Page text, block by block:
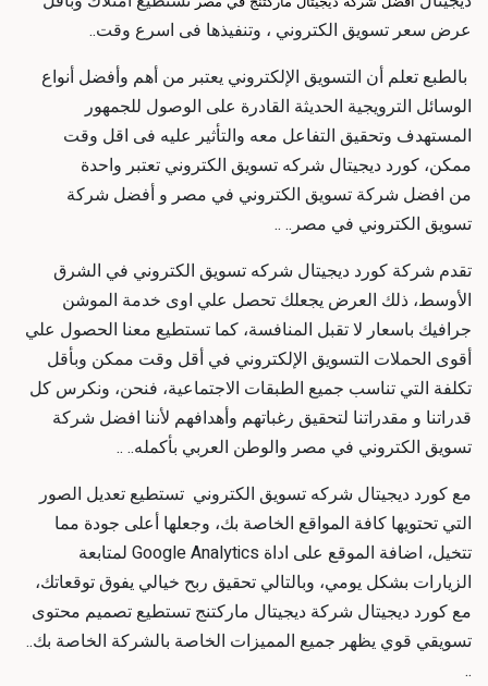
عرض سعر تسويق الكتروني ، وتنفيذها فى اسرع وقت..
بالطبع تعلم أن التسويق الإلكتروني يعتبر من أهم وأفضل أنواع
الوسائل الترويجية الحديثة القادرة على الوصول للجمهور
المستهدف وتحقيق التفاعل معه والتأثير عليه فى اقل وقت
ممكن، كورد ديجيتال شركه تسويق الكتروني تعتبر واحدة
من افضل شركة تسويق الكتروني في مصر و أفضل شركة
تسويق الكتروني في مصر.. ..
تقدم شركة كورد ديجيتال شركه تسويق الكتروني في الشرق
الأوسط، ذلك العرض يجعلك تحصل علي اوى خدمة الموشن
جرافيك باسعار لا تقبل المنافسة، كما تستطيع معنا الحصول علي
أقوى الحملات التسويق الإلكتروني في أقل وقت ممكن وبأقل
تكلفة التي تناسب جميع الطبقات الاجتماعية، فنحن، ونكرس كل
قدراتنا و مقدراتنا لتحقيق رغباتهم وأهدافهم لأننا افضل شركة
تسويق الكتروني في مصر والوطن العربي بأكمله.. ..
مع كورد ديجيتال شركه تسويق الكتروني تستطيع تعديل الصور
التي تحتويها كافة المواقع الخاصة بك، وجعلها أعلى جودة مما
تتخيل، اضافة الموقع على اداة Google Analytics لمتابعة
الزيارات بشكل يومي، وبالتالي تحقيق ربح خيالي يفوق توقعاتك،
مع كورد ديجيتال شركة ديجيتال ماركتنج تستطيع تصميم محتوى
تسويقي قوي يظهر جميع المميزات الخاصة بالشركة الخاصة بك..
..